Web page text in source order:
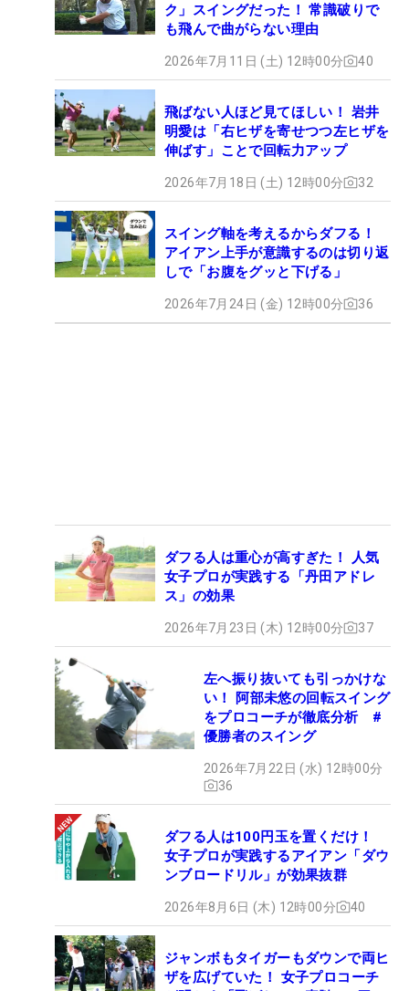
ク」スイングだった！ 常識破りで
も飛んで曲がらない理由
2026年7月11日 (土) 12時00分 40
飛ばない人ほど見てほしい！ 岩井
明愛は「右ヒザを寄せつつ左ヒザを
伸ばす」ことで回転力アップ
2026年7月18日 (土) 12時00分 32
スイング軸を考えるからダフる！
アイアン上手が意識するのは切り返
しで「お腹をグッと下げる」
2026年7月24日 (金) 12時00分 36
ダフる人は重心が高すぎた！ 人気
女子プロが実践する「丹田アドレ
ス」の効果
2026年7月23日 (木) 12時00分 37
左へ振り抜いても引っかけな
い！ 阿部未悠の回転スイング
をプロコーチが徹底分析 #
優勝者のスイング
2026年7月22日 (水) 12時00分
36
ダフる人は100円玉を置くだけ！
女子プロが実践するアイアン「ダウ
ンブロードリル」が効果抜群
2026年8月6日 (木) 12時00分 40
ジャンボもタイガーもダウンで両ヒ
ザを広げていた！ 女子プロコーチ